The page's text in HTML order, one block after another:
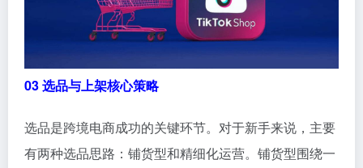
03 选品与上架核心策略
选品是跨境电商成功的关键环节。对于新手来说，主要
有两种选品思路：铺货型和精细化运营。铺货型围绕一